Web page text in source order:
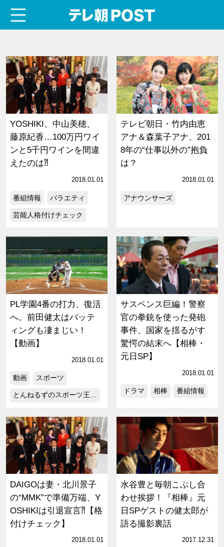
YOSHIKI、中山美穂、
藤原紀香…100万円ワイ
ンと5千円ワインを間違
えたのは⁈
2018.01.01
番組情報 バラエティ
芸能人格付けチェック
テレビ朝日・竹内由恵
アナ＆森葉子アナ、201
8年の“仕事以外の”抱負
は？
2018.01.01
アナウンサーズ
PL学園4番の打力、復活
へ。前田健太はバッテ
ィングも凄まじい！
【動画】
2018.01.01
動画 スポーツ
とんねるずのスポーツ王…
サスペンス巨編！警察
官の拳銃を使った発砲
事件、国家を揺るがす
驚愕の結末へ【相棒・
元日SP】
2018.01.01
ドラマ 相棒 番組情報
DAIGOは妻・北川景子
の“MMK”で準備万端、Y
OSHIKIは引退宣言⁈【格
付けチェック】
2018.01.01
水谷豊と毎朝こぶし合
わせ挨拶！『相棒』元
日SPゲストの健太郎が
語る撮影裏話
2017.12.31